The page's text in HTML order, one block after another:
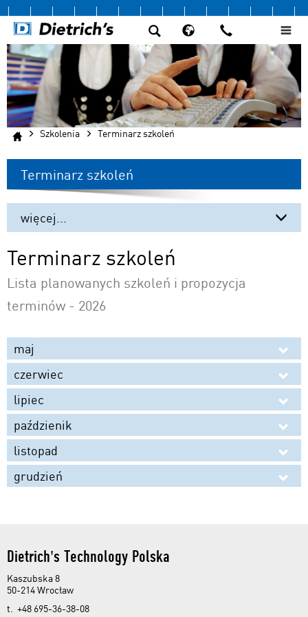
Szkolenia Terminarz szkoleń
Terminarz szkoleń
więcej...
ST 1 – strop belkowy
Szkolenia indywidualne
AC 1 - akademia ciesielska
Terminarz szkoleń
Lista planowanych szkoleń i propozycja
terminów - 2026
maj
czerwiec
lipiec
paździenik
listopad
grudzień
Dietrich's Technology Polska
Kaszubska 8
50-214 Wrocław
t. +48 695-36-38-08